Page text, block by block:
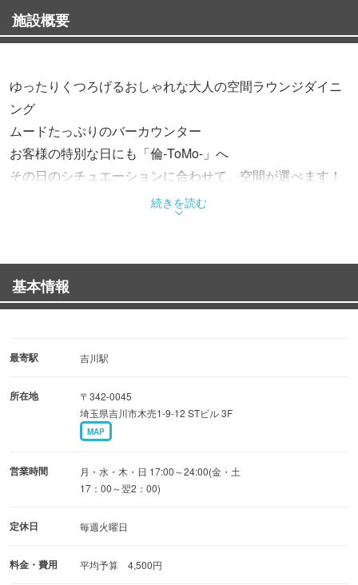
施設概要
ゆったりくつろげるおしゃれな大人の空間ラウンジダイニ
ング
ムードたっぷりのバーカウンター
お客様の特別な日にも「倫-ToMo-」へ
その日のシチュエーションに合わせて、空間が選べます！
続きを読む
基本情報
最寄駅 吉川駅
所在地
〒342-0045
埼玉県吉川市木売1-9-12 STビル 3F
MAP
営業時間
月・水・木・日 17:00～24:00(金・土
17：00～翌2：00)
定休日 毎週火曜日
料金・費用 平均予算 4,500円